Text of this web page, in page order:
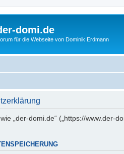
domi.de
für die Webseite von Dominik Erdmann
„der-domi.de“ („https://